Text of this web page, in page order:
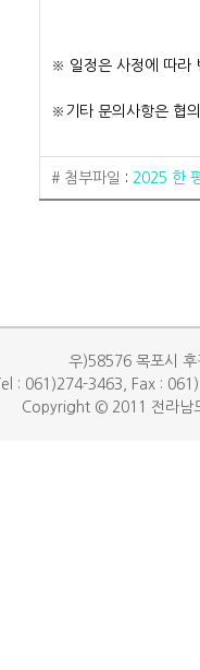
※ 일정은 사정에 따라
※기타 문의사항은 협
# 첨부파일 : 2025 한
우)58576 목포시
Tel : 061)274-3463, Fax :
Copyright © 2011 전라남